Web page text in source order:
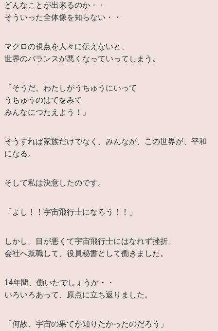
どんなことが出来るのか・・
そういった全体像を知らない・・
マクロの視点を人々に伝えないと、
世界のバランスが悪くなっていってしまう。
「そうだ、わたしがうちゅうにいって
うちゅうのはてをみて
みんなにつたえよう！」
そうすれば家族だけでなく、みんなが、この世界が、平和
になる。
そして私は決意したのです。
「よし！！宇宙飛行士になろう！！」
しかし、目が悪くて宇宙飛行士にはなれず挫折、
会社へ就職して、役員秘書として働きました。
14年間、働いたでしょうか・・
いろいろあって、原点に立ち返りました。
「何故、宇宙の果てが知りたかったのだろう」